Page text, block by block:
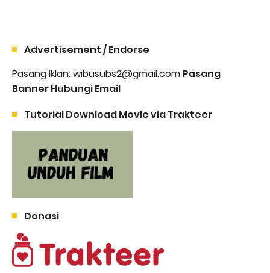
Advertisement / Endorse
Pasang Iklan: wibusubs2@gmail.com Pasang
Banner Hubungi Email
Tutorial Download Movie via Trakteer
Donasi